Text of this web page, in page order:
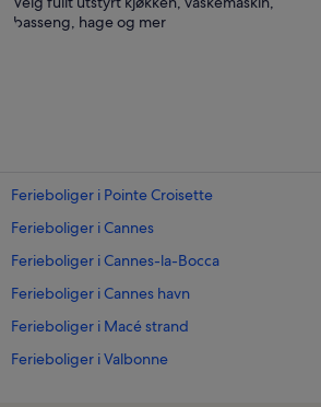
basseng, hage og mer
Ferieboliger i Pointe Croisette
Ferieboliger i Cannes
Ferieboliger i Cannes-la-Bocca
Ferieboliger i Cannes havn
Ferieboliger i Macé strand
Ferieboliger i Valbonne